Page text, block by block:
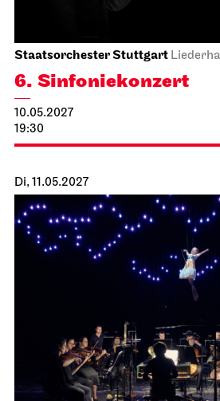
Stuttgarter Ballett Schauspielhaus
Ballettabend
CREATIONS XVI – XIX